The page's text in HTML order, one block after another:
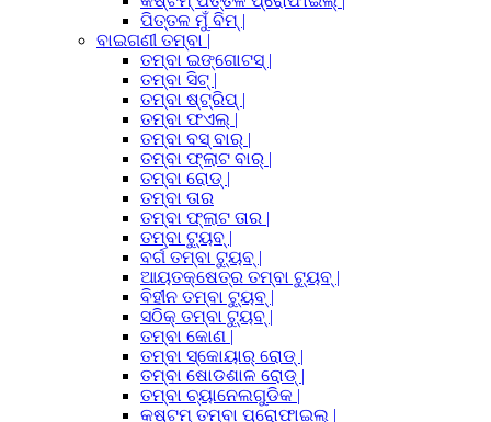
ପିତ୍ତଳ ମୁଁ ବିମ୍ |
ବାଇଗଣୀ ତମ୍ବା |
ତମ୍ବା ଇଙ୍ଗୋଟସ୍ |
ତମ୍ବା ସିଟ୍ |
ତମ୍ବା ଷ୍ଟ୍ରିପ୍ |
ତମ୍ବା ଫଏଲ୍ |
ତମ୍ବା ବସ୍ ବାର୍ |
ତମ୍ବା ଫ୍ଲାଟ ବାର୍ |
ତମ୍ବା ରୋଡ୍ |
ତମ୍ବା ତାର
ତମ୍ବା ଫ୍ଲାଟ ତାର |
ତମ୍ବା ଟ୍ୟୁବ୍ |
ବର୍ଗ ତମ୍ବା ଟ୍ୟୁବ୍ |
ଆୟତକ୍ଷେତ୍ର ତମ୍ବା ଟ୍ୟୁବ୍ |
ବିହୀନ ତମ୍ବା ଟ୍ୟୁବ୍ |
ସଠିକ୍ ତମ୍ବା ଟ୍ୟୁବ୍ |
ତମ୍ବା କୋଣ |
ତମ୍ବା ସ୍କୋୟାର୍ ରୋଡ୍ |
ତମ୍ବା ଷୋଡଶାଳ ରୋଡ୍ |
ତମ୍ବା ଚ୍ୟାନେଲଗୁଡିକ |
କଷ୍ଟମ୍ ତମ୍ବା ପ୍ରୋଫାଇଲ୍ |